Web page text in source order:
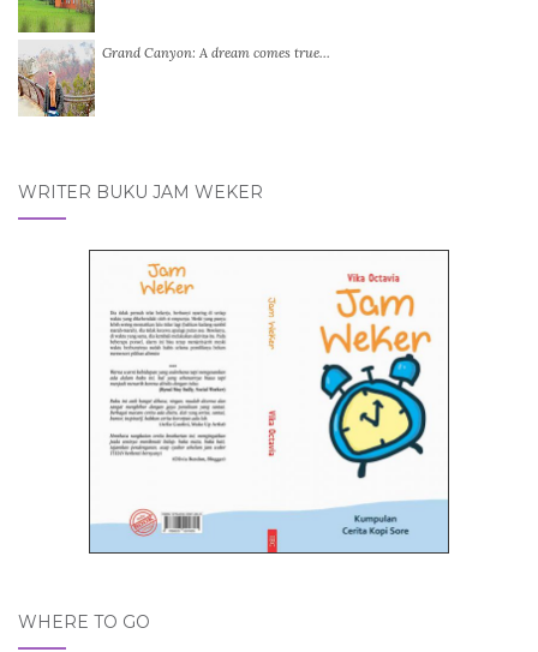
Grand Canyon: A dream comes true…
WRITER BUKU JAM WEKER
WHERE TO GO